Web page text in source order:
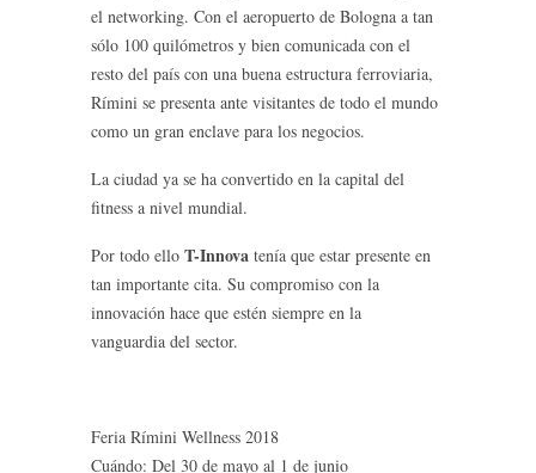
el networking. Con el aeropuerto de Bologna a tan
sólo 100 quilómetros y bien comunicada con el
resto del país con una buena estructura ferroviaria,
Rímini se presenta ante visitantes de todo el mundo
como un gran enclave para los negocios.
La ciudad ya se ha convertido en la capital del
fitness a nivel mundial.
Por todo ello T-Innova tenía que estar presente en
tan importante cita. Su compromiso con la
innovación hace que estén siempre en la
vanguardia del sector.
Feria Rímini Wellness 2018
Cuándo: Del 30 de mayo al 1 de junio